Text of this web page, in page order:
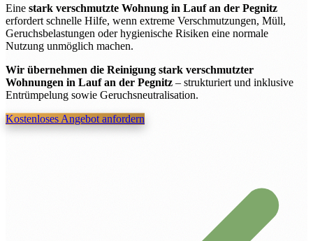
Eine stark verschmutzte Wohnung in Lauf an der Pegnitz
erfordert schnelle Hilfe, wenn extreme Verschmutzungen, Müll,
Geruchsbelastungen oder hygienische Risiken eine normale
Nutzung unmöglich machen.
Wir übernehmen die Reinigung stark verschmutzter
Wohnungen in Lauf an der Pegnitz – strukturiert und inklusive
Entrümpelung sowie Geruchsneutralisation.
Kostenloses Angebot anfordern